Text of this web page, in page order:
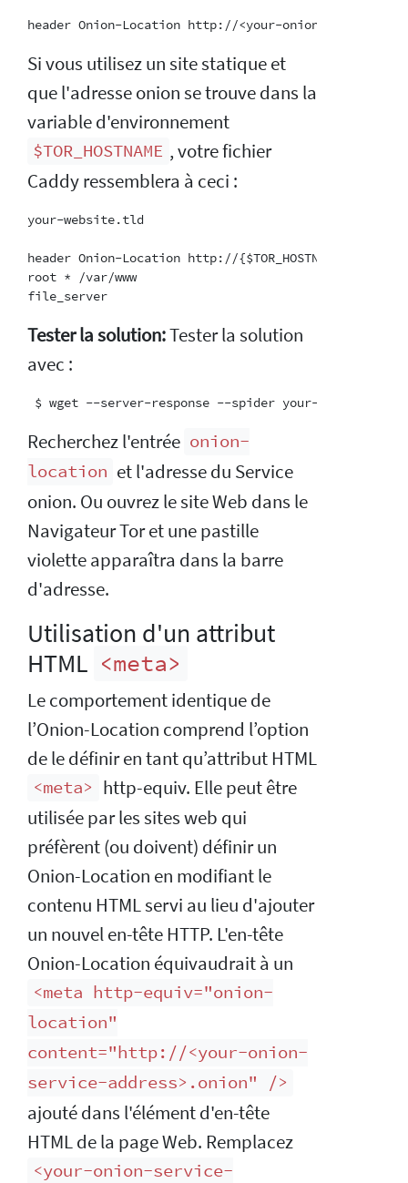
Si vous utilisez un site statique et
que l'adresse onion se trouve dans la
variable d'environnement
$TOR_HOSTNAME , votre fichier
Caddy ressemblera à ceci :
your-website.tld
header Onion-Location http://{$TOR_HOSTNAME}{path}
root * /var/www
Tester la solution:Tester la solution
avec :
Recherchez l'entrée onion-
location et l'adresse du Service
onion. Ou ouvrez le site Web dans le
Navigateur Tor et une pastille
violette apparaîtra dans la barre
d'adresse.
Utilisation d'un attribut
HTML <meta>
Le comportement identique de
l’Onion-Location comprend l’option
de le définir en tant qu’attribut HTML
<meta> http-equiv. Elle peut être
utilisée par les sites web qui
préfèrent (ou doivent) définir un
Onion-Location en modifiant le
contenu HTML servi au lieu d'ajouter
un nouvel en-tête HTTP. L'en-tête
Onion-Location équivaudrait à un
<meta http-equiv="onion-
location"
content="http://<your-onion-
service-address>.onion" />
ajouté dans l'élément d'en-tête
HTML de la page Web. Remplacez
<your-onion-service-